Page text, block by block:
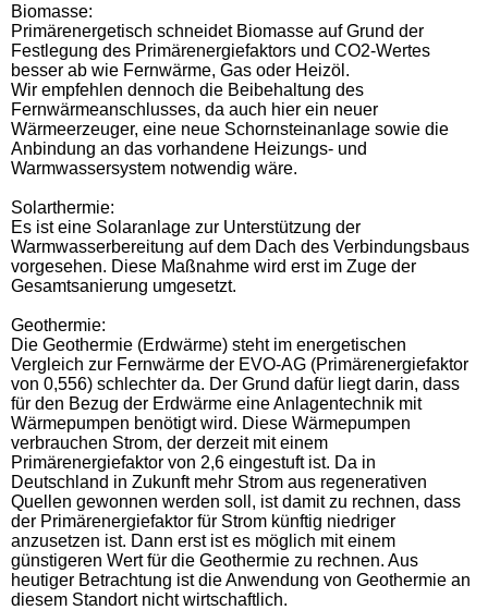
Biomasse:
Primärenergetisch schneidet Biomasse auf Grund der
Festlegung des Primärenergiefaktors und CO2-Wertes
besser ab wie Fernwärme, Gas oder Heizöl.
Wir empfehlen dennoch die Beibehaltung des
Fernwärmeanschlusses, da auch hier ein neuer
Wärmeerzeuger, eine neue Schornsteinanlage sowie die
Anbindung an das vorhandene Heizungs- und
Warmwassersystem notwendig wäre.
Solarthermie:
Es ist eine Solaranlage zur Unterstützung der
Warmwasserbereitung auf dem Dach des Verbindungsbaus
vorgesehen. Diese Maßnahme wird erst im Zuge der
Gesamtsanierung umgesetzt.
Geothermie:
Die Geothermie (Erdwärme) steht im energetischen
Vergleich zur Fernwärme der EVO-AG (Primärenergiefaktor
von 0,556) schlechter da. Der Grund dafür liegt darin, dass
für den Bezug der Erdwärme eine Anlagentechnik mit
Wärmepumpen benötigt wird. Diese Wärmepumpen
verbrauchen Strom, der derzeit mit einem
Primärenergiefaktor von 2,6 eingestuft ist. Da in
Deutschland in Zukunft mehr Strom aus regenerativen
Quellen gewonnen werden soll, ist damit zu rechnen, dass
der Primärenergiefaktor für Strom künftig niedriger
anzusetzen ist. Dann erst ist es möglich mit einem
günstigeren Wert für die Geothermie zu rechnen. Aus
heutiger Betrachtung ist die Anwendung von Geothermie an
diesem Standort nicht wirtschaftlich.